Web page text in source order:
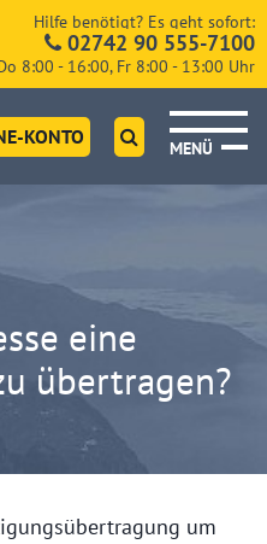
Hilfe benötigt? Es geht sofort:
02742 90 555-7100
8:00 - 16:00, Fr 8:00 - 13:00 Uhr
KONTO
MENÜ
eine
übertragen?
um